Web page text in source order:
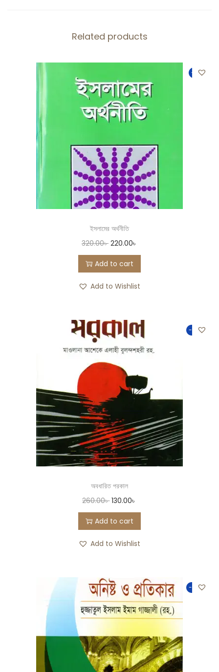
Related products
-31%
ইসলামের অর্থনীতি
320.00৳ 220.00৳
Add to cart
Add to Wishlist
-50%
অবধারিত পরকাল
260.00৳ 130.00৳
Add to cart
Add to Wishlist
-50%